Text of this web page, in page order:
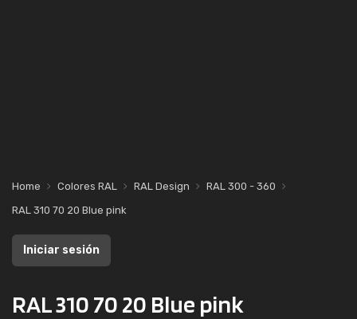
Home Colores RAL RAL Design
RAL 300 - 360
RAL 310 70 20 Blue pink
Iniciar sesión
RAL 310 70 20 Blue pink